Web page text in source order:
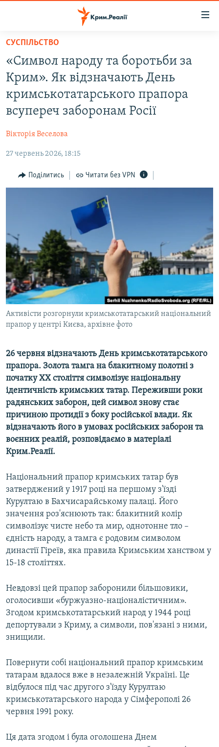
Перейти
основного
матеріалу
Перейти
до
основної
Перейти
до
ВІДЕО ТА ФОТО
ПОГЛЯД
ІНТЕРВ'Ю
ВСЕ ЗА ДЕНЬ
ВІДЕОУРОКИ «ELIFBE»
СВІДЧЕННЯ ОКУПАЦІЇ
УКРАЇНСЬКА ПРОБЛЕМА КРИМУ
ІНФОГРАФІКА
ЯК ОБІЙТИ БЛОКУВАННЯ
Русский
Qırımtatar
ДОЛУЧАЙСЯ!
Усі сайти RFE/RL
СУСПІЛЬСТВО
«Символ народу та боротьби за
Крим». Як відзначають День
кримськотатарського прапора
всупереч заборонам Росії
Вікторія Веселова
27 червень 2026, 18:15
Поділитись Читати без VPN
Активісти розгорнули кримськотатарський національний
прапор у центрі Києва, архівне фото
26 червня відзначають День кримськотатарського
прапора. Золота тамга на блакитному полотні з
початку XX століття символізує національну
ідентичність кримських татар. Переживши роки
радянських заборон, цей символ знову стає
причиною протидії з боку російської влади. Як
відзначають його в умовах російських заборон та
воєнних реалій, розповідаємо в матеріалі
Крим.Реалії.
Національний прапор кримських татар був
затверджений у 1917 році на першому з'їзді
Курултаю в Бахчисарайському палаці. Його
значення роз'яснюють так: блакитний колір
символізує чисте небо та мир, однотонне тло –
єдність народу, а тамга є родовим символом
династії Гіреїв, яка правила Кримським ханством у
15-18 століттях.
Невдовзі цей прапор заборонили більшовики,
оголосивши «буржуазно-націоналістичним».
Згодом кримськотатарський народ у 1944 році
депортували з Криму, а символи, пов'язані з ними,
знищили.
Повернути собі національний прапор кримським
татарам вдалося вже в незалежній Україні. Це
відбулося під час другого з'їзду Курултаю
кримськотатарського народа у Сімферополі 26
червня 1991 року.
Ця дата згодом і була оголошена Днем